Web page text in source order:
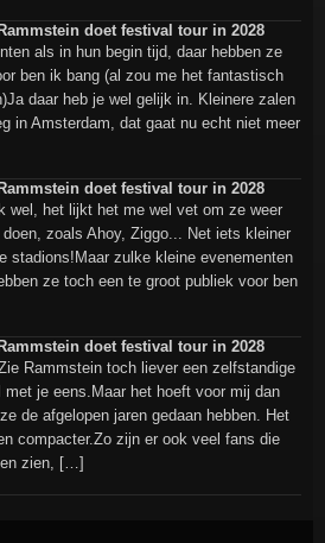
doet festival tour in 2028
als in hun begin tijd, daar hebben ze
ben ik bang (al zou me het fantastisch
daar heb je wel gelijk in. Kleinere zalen
in Amsterdam, dat gaat nu echt niet meer
doet festival tour in 2028
wel, het lijkt het me wel vet om ze weer
zoals Ahoy, Ziggo... Net iets kleiner
stadions!Maar zulke kleine evenementen
ze toch een te groot publiek voor ben
doet festival tour in 2028
Rammstein toch liever een zelfstandige
je eens.Maar het hoeft voor mij dan
de afgelopen jaren gedaan hebben. Het
compacter.Zo zijn er ook veel fans die
zien, […]